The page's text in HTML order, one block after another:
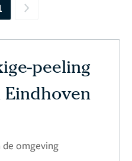
Next
peeling
de omgeving